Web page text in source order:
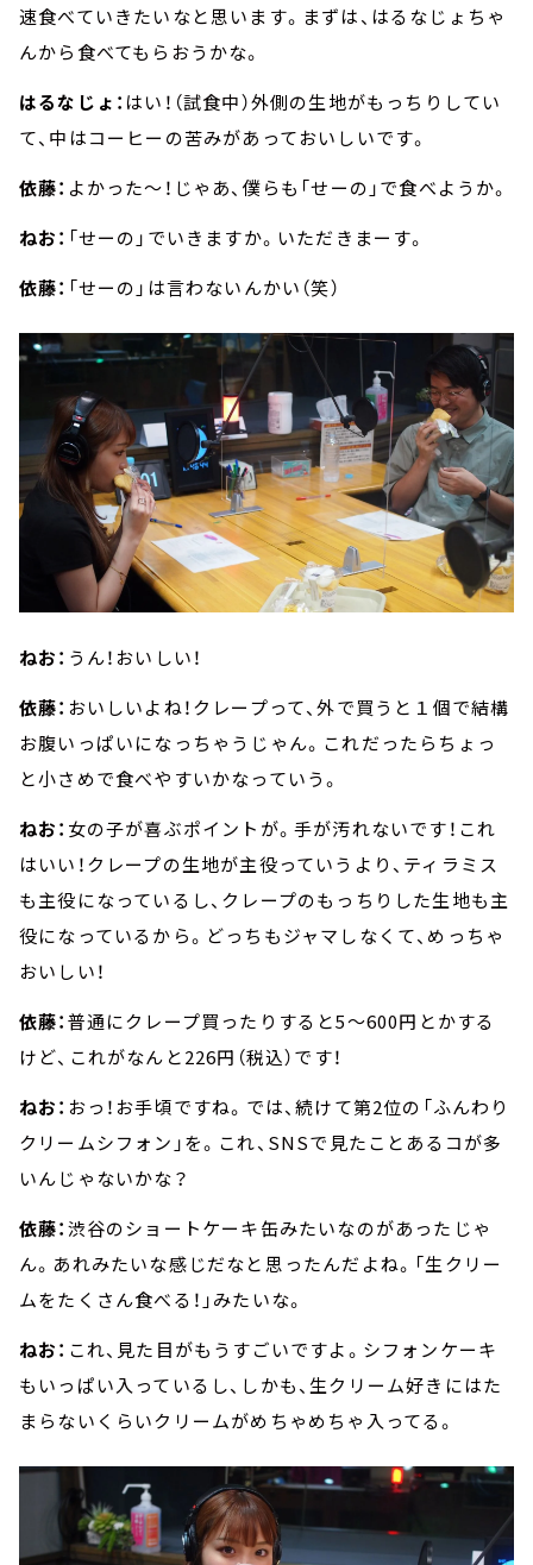
速食べていきたいなと思います。まずは、はるなじょちゃ
んから食べてもらおうかな。
はるなじょ： はい！（試食中）外側の生地がもっちりしてい
て、中はコーヒーの苦みがあっておいしいです。
依藤： よかった～！じゃあ、僕らも「せーの」で食べようか。
ねお： 「せーの」でいきますか。いただきまーす。
依藤： 「せーの」は言わないんかい（笑）
ねお： うん！おいしい！
依藤： おいしいよね！クレープって、外で買うと１個で結構
お腹いっぱいになっちゃうじゃん。これだったらちょっ
と小さめで食べやすいかなっていう。
ねお： 女の子が喜ぶポイントが。手が汚れないです！これ
はいい！クレープの生地が主役っていうより、ティラミス
も主役になっているし、クレープのもっちりした生地も主
役になっているから。どっちもジャマしなくて、めっちゃ
おいしい！
依藤：普通にクレープ買ったりすると5～600円とかする
けど、これがなんと226円（税込）です！
ねお： おっ！お手頃ですね。では、続けて第2位の「ふんわり
クリームシフォン」を。これ、SNSで見たことあるコが多
いんじゃないかな？
依藤：渋谷のショートケーキ缶みたいなのがあったじゃ
ん。あれみたいな感じだなと思ったんだよね。「生クリー
ムをたくさん食べる！」みたいな。
ねお： これ、見た目がもうすごいですよ。シフォンケーキ
もいっぱい入っているし、しかも、生クリーム好きにはた
まらないくらいクリームがめちゃめちゃ入ってる。